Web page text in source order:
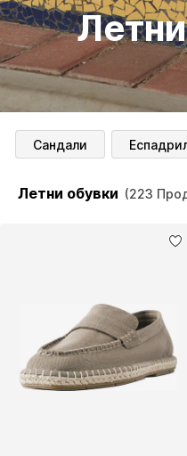
Сандали
Летни обувки (223